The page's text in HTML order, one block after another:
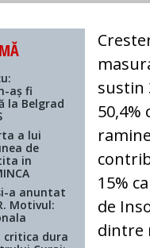
aș fi
la Belgrad
a lui
de
in
a anuntat
Motivul:
critica dura
sustin
50,4%
15%
de
dintre